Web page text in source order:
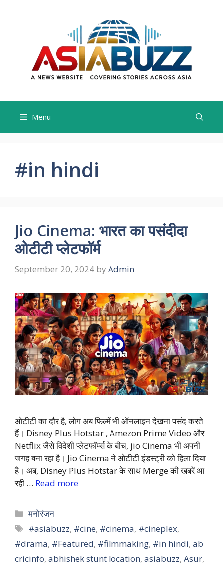
Menu
#in hindi
Jio Cinema: भारत का पसंदीदा
ओटीटी प्लेटफॉर्म
September 20, 2024 by Admin
ओटीटी का दौर है, लोग अब फिल्में भी ऑनलाइन देखना पसंद करते
हैं। Disney Plus Hotstar , Amezon Prime Video और
Netflix जैसे विदेशी प्लेटफॉर्म्स के बीच, jio Cinema भी अपनी
जगह बना रहा है। Jio Cinema ने ओटीटी इंडस्ट्री को हिला दिया
है। अब, Disney Plus Hotstar के साथ Merge की खबरें आ
रही … Read more
Categories
मनोरंजन
Tags
#asiabuzz, #cine, #cinema, #cineplex,
#drama, #Featured, #filmmaking, #in hindi, ab
cricinfo, abhishek stunt location, asiabuzz, Asur,